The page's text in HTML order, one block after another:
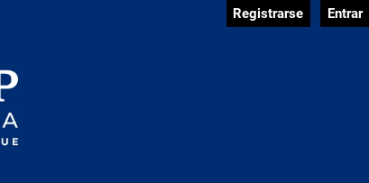
Registrarse Entrar